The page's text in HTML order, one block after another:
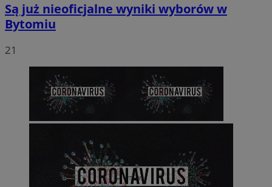
Są już nieoficjalne wyniki wyborów w
Bytomiu
21